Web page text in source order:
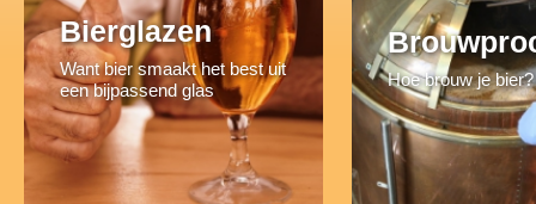
Bierglazen
Want bier smaakt het best uit
een bijpassend glas
Hoe brouw je bier?